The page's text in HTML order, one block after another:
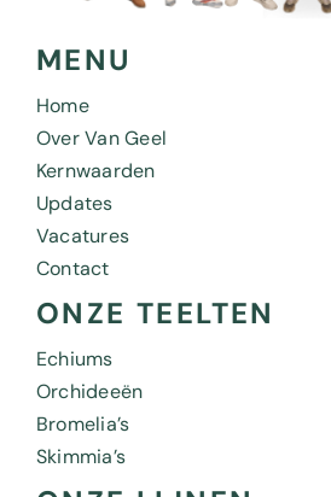
MENU
Home
Over Van Geel
Kernwaarden
Updates
Vacatures
Contact
ONZE TEELTEN
Echiums
Orchideeën
Bromelia’s
Skimmia’s